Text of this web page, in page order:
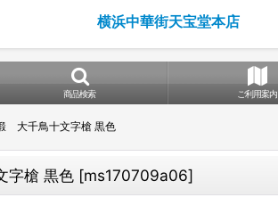
横浜中華街天宝堂本店
商品検索 ご利用案内
大千鳥十文字槍 黒色
槍 黒色 [ms170709a06]